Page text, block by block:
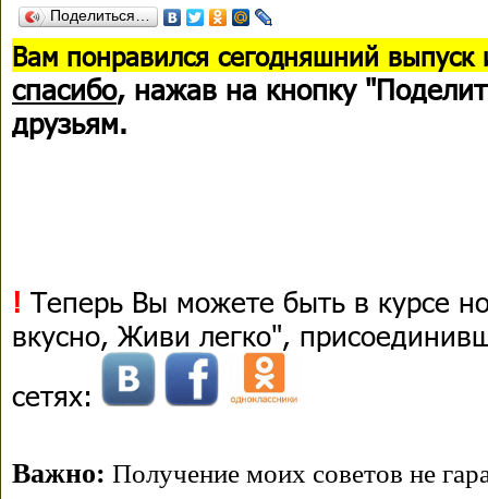
Поделиться…
Вам понравился сегодняшний выпуск
спасибо, нажав на кнопку
друзьям.
! Теперь Вы можете быть в курсе
вкусно, Живи легко",
сетях:
Важно: Получение моих советов не